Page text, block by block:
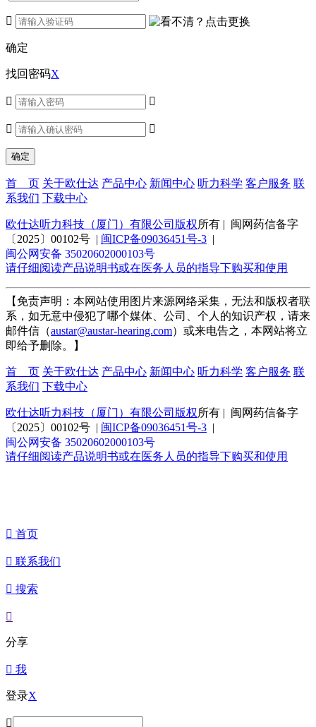

确定
找回密码X
 
 
首 页 关于欧仕达 产品中心 新闻中心 听力科学 客户服务 联
系我们 下载中心
欧仕达听力科技（厦门）有限公司版权所有 | 闽网药信备字
〔2025〕00102号 | 闽ICP备09036451号-3 |
闽公网安备 35020602000103号
请仔细阅读产品说明书或在医务人员的指导下购买和使用
【免责声明：本网站使用图片来源网络采集，无法和版权者联
系，如无意中侵犯了哪个媒体、公司、个人的知识产权，请来
邮件信（austar@austar-hearing.com）或来电告之，本网站将立
即给予删除。】
首 页 关于欧仕达 产品中心 新闻中心 听力科学 客户服务 联
系我们 下载中心
欧仕达听力科技（厦门）有限公司版权所有 | 闽网药信备字
〔2025〕00102号 | 闽ICP备09036451号-3 |
闽公网安备 35020602000103号
请仔细阅读产品说明书或在医务人员的指导下购买和使用
 首页
 联系我们
 搜索

分享
 我
登录X
